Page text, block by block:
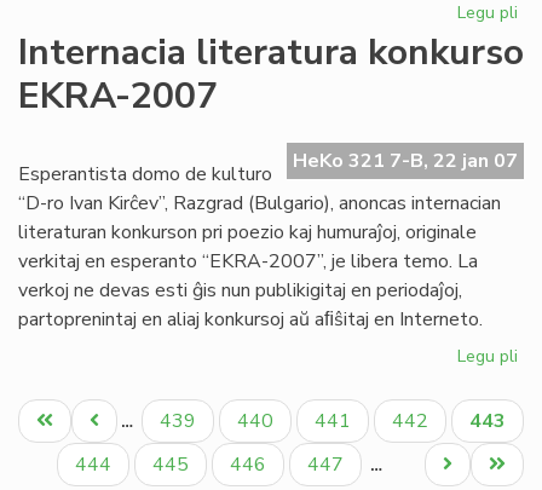
Legu pli
de
Internacia literatura konkurso
EKRA-2007
HeKo 321 7-B, 22 jan 07
Esperantista domo de kulturo
“D-ro Ivan Kirĉev”, Razgrad (Bulgario), anoncas internacian
literaturan konkurson pri poezio kaj humuraĵoj, originale
verkitaj en esperanto “EKRA-2007”, je libera temo. La
verkoj ne devas esti ĝis nun publikigitaj en periodaĵoj,
partoprenintaj en aliaj konkursoj aŭ aﬁŝitaj en Interneto.
Legu pli
Pagination
Unua
paĝo
Antaŭa
paĝo
… Paĝo
439 Paĝo
440 Paĝo
441 Paĝo
442
Aktuala
paĝo
443
Paĝo
444 Paĝo
445 Paĝo
446 Paĝo
447 …
Last
Next